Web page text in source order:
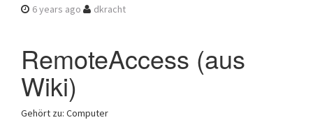
6 years ago dkracht
RemoteAccess (aus
Wiki)
Gehört zu: Computer